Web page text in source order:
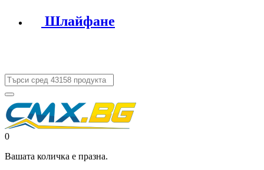
Шлайфане
0
Вашата количка е празна.